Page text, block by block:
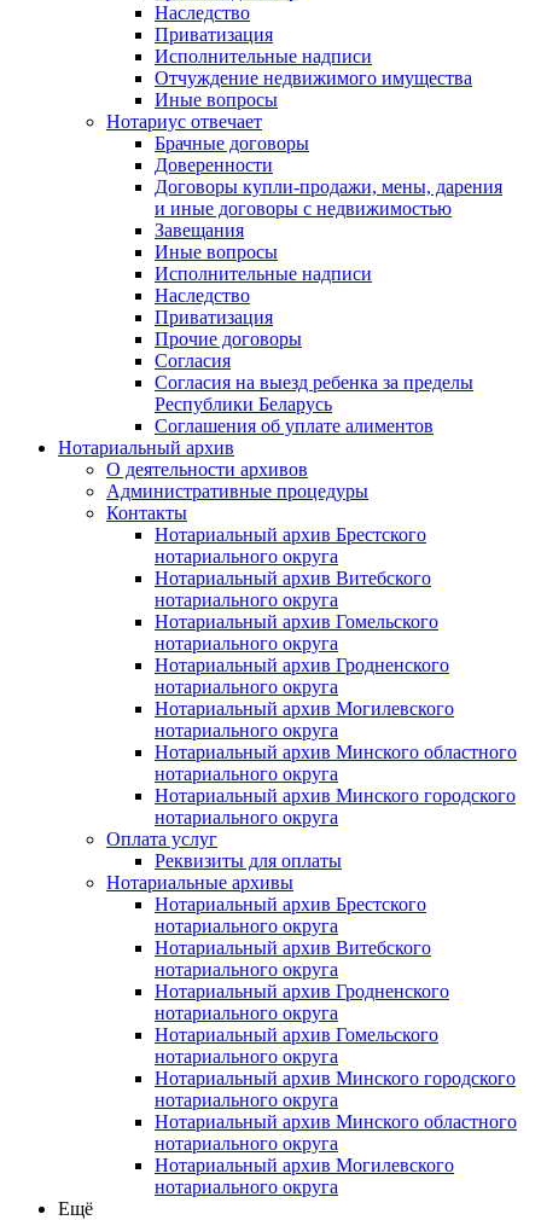
Наследство
Приватизация
Исполнительные надписи
Отчуждение недвижимого имущества
Иные вопросы
Нотариус отвечает
Брачные договоры
Доверенности
Договоры купли-продажи, мены, дарения
и иные договоры с недвижимостью
Завещания
Иные вопросы
Исполнительные надписи
Наследство
Приватизация
Прочие договоры
Согласия
Согласия на выезд ребенка за пределы
Республики Беларусь
Соглашения об уплате алиментов
Нотариальный архив
О деятельности архивов
Административные процедуры
Контакты
Нотариальный архив Брестского
нотариального округа
Нотариальный архив Витебского
нотариального округа
Нотариальный архив Гомельского
нотариального округа
Нотариальный архив Гродненского
нотариального округа
Нотариальный архив Могилевского
нотариального округа
Нотариальный архив Минского областного
нотариального округа
Нотариальный архив Минского городского
нотариального округа
Оплата услуг
Реквизиты для оплаты
Нотариальные архивы
Нотариальный архив Брестского
нотариального округа
Нотариальный архив Витебского
нотариального округа
Нотариальный архив Гродненского
нотариального округа
Нотариальный архив Гомельского
нотариального округа
Нотариальный архив Минского городского
нотариального округа
Нотариальный архив Минского областного
нотариального округа
Нотариальный архив Могилевского
нотариального округа
Ещё